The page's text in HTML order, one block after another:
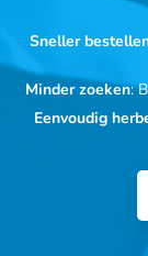
Sneller
Minder zoeken:
Eenvoudig